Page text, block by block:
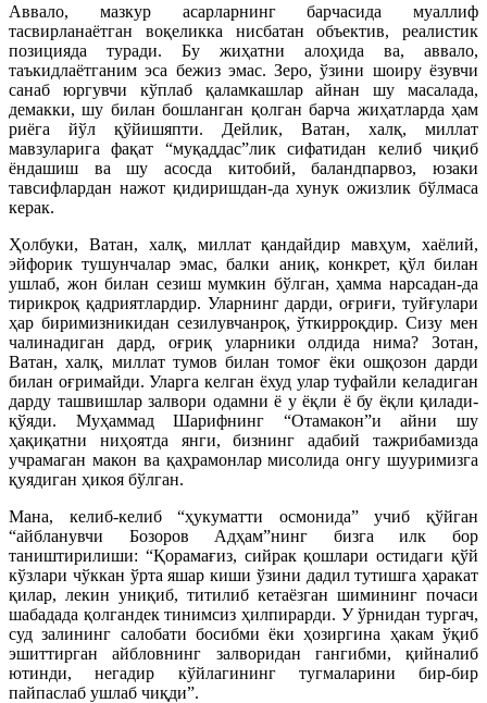
Аввало, мазкур асарларнинг барчасида муаллиф
тасвирланаётган воқеликка нисбатан объектив, реалистик
позицияда туради. Бу жиҳатни алоҳида ва, аввало,
таъкидлаётганим эса бежиз эмас. Зеро, ўзини шоиру ёзувчи
санаб юргувчи кўплаб қаламкашлар айнан шу масалада,
демакки, шу билан бошланган қолган барча жиҳатларда ҳам
риёга йўл қўйишяпти. Дейлик, Ватан, халқ, миллат
мавзуларига фақат “муқаддас”лик сифатидан келиб чиқиб
ёндашиш ва шу асосда китобий, баландпарвоз, юзаки
тавсифлардан нажот қидиришдан-да хунук ожизлик бўлмаса
керак.
Ҳолбуки, Ватан, халқ, миллат қандайдир мавҳум, хаёлий,
эйфорик тушунчалар эмас, балки аниқ, конкрет, қўл билан
ушлаб, жон билан сезиш мумкин бўлган, ҳамма нарсадан-да
тирикроқ қадриятлардир. Уларнинг дарди, оғриғи, туйғулари
ҳар биримизникидан сезилувчанроқ, ўткирроқдир. Сизу мен
чалинадиган дард, оғриқ уларники олдида нима? Зотан,
Ватан, халқ, миллат тумов билан томоғ ёки ошқозон дарди
билан оғримайди. Уларга келган ёхуд улар туфайли келадиган
дарду ташвишлар залвори одамни ё у ёқли ё бу ёқли қилади-
қўяди. Муҳаммад Шарифнинг “Отамакон”и айни шу
ҳақиқатни ниҳоятда янги, бизнинг адабий тажрибамизда
учрамаган макон ва қаҳрамонлар мисолида онгу шууримизга
қуядиган ҳикоя бўлган.
Мана, келиб-келиб “ҳукуматти осмонида” учиб қўйган
“айбланувчи Бозоров Адҳам”нинг бизга илк бор
таништирилиши: “Қорамағиз, сийрак қошлари остидаги қўй
кўзлари чўккан ўрта яшар киши ўзини дадил тутишга ҳаракат
қилар, лекин униқиб, титилиб кетаёзган шимининг почаси
шабадада қолгандек тинимсиз ҳилпирарди. У ўрнидан тургач,
суд залининг салобати босибми ёки ҳозиргина ҳакам ўқиб
эшиттирган айбловнинг залворидан гангибми, қийналиб
ютинди, негадир кўйлагининг тугмаларини бир-бир
пайпаслаб ушлаб чиқди”.